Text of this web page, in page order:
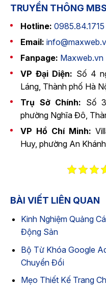
TRUYỀN THÔNG MBS
Hotline: 0985.84.1715
Email:
Fanpage: Maxweb.vn
VP Đại Diện: Số 4
Láng, Thành phố Hà
Trụ Sở Chính: Số
phường Nghĩa Đô,
VP Hồ Chí Minh:
Huy, phường An
BÀI VIẾT LIÊN QUAN
Kinh Nghiệm Quảng
Động Sản
Bộ Từ Khóa Google
Chuyển Đổi
Mẹo Thiết Kế Trang